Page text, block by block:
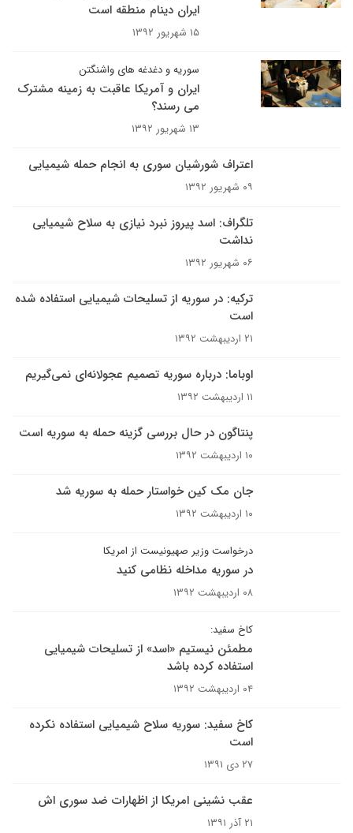
ایران دینام منطقه است
۱۵ شهریور ۱۳۹۲
سوریه و دغدغه های واشنگتن
ایران و آمریکا عاقبت به زمینه مشترک
می رسند؟
۱۳ شهریور ۱۳۹۲
اعتراف شورشیان سوری به انجام حمله شیمیایی
۰۹ شهریور ۱۳۹۲
تلگراف: اسد پیروز نبرد نیازی به سلاح شیمیایی
نداشت
۰۶ شهریور ۱۳۹۲
ترکیه: در سوریه از تسلیحات شیمیایی استفاده شده
است
۲۱ اردیبهشت ۱۳۹۲
اوباما: درباره سوریه تصمیم عجولانه‌ای نمی‌گیریم
۱۱ اردیبهشت ۱۳۹۲
پنتاگون در حال بررسی گزینه حمله به سوریه است
۱۰ اردیبهشت ۱۳۹۲
جان مک کین خواستار حمله به سوریه شد
۱۰ اردیبهشت ۱۳۹۲
درخواست وزیر صهیونیست از امریکا
در سوریه مداخله نظامی کنید
۰۸ اردیبهشت ۱۳۹۲
کاخ سفید:
مطمئن نیستیم «اسد» از تسلیحات شیمیایی
استفاده کرده باشد
۰۴ اردیبهشت ۱۳۹۲
کاخ سفید: سوریه سلاح شیمیایی استفاده نکرده
است
۲۷ دی ۱۳۹۱
عقب نشینی امریکا از اظهارات ضد سوری اش
۲۱ آذر ۱۳۹۱